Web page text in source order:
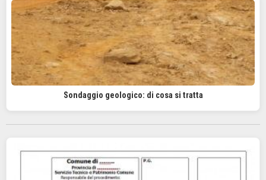
Sondaggio geologico: di cosa si tratta